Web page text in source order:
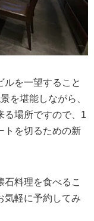
ルを一望すること
を堪能しながら、
る場所ですので、1
トを切るための新
石料理を食べるこ
気軽に予約してみ